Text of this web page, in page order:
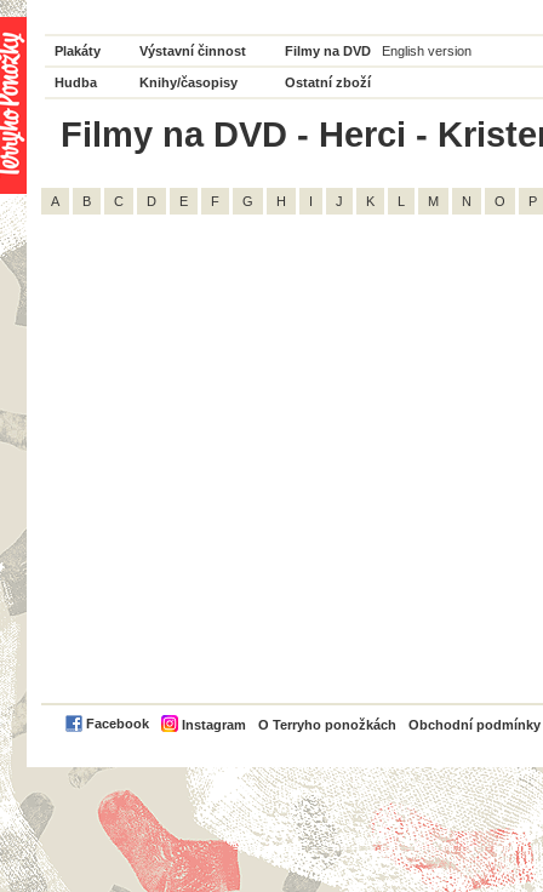
Plakáty Výstavní činnost Filmy na DVD English version
Hudba Knihy/časopisy Ostatní zboží
Filmy na DVD - Herci -
A B C D E F G H I J K L M N O P
Facebook Instagram O Terryho ponožkách Obchodní podmínky
PayPal